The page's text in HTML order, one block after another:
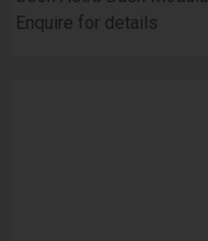
Enquire for details